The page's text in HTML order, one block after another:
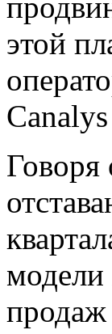
этой
Говоря
модели
продаж